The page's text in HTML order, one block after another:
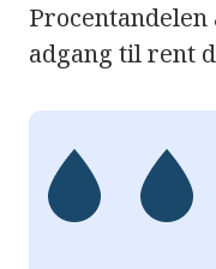
adgang til rent